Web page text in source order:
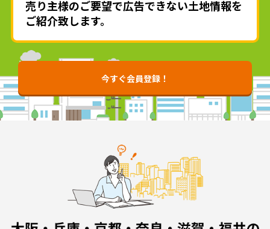
売り主様のご要望で広告できない土地情報を
ご紹介致します。
今すぐ会員登録！